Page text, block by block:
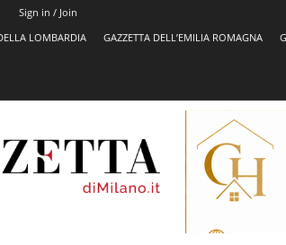
Sign in / Join
LOMBARDIA GAZZETTA DELL’EMILIA ROMAGNA